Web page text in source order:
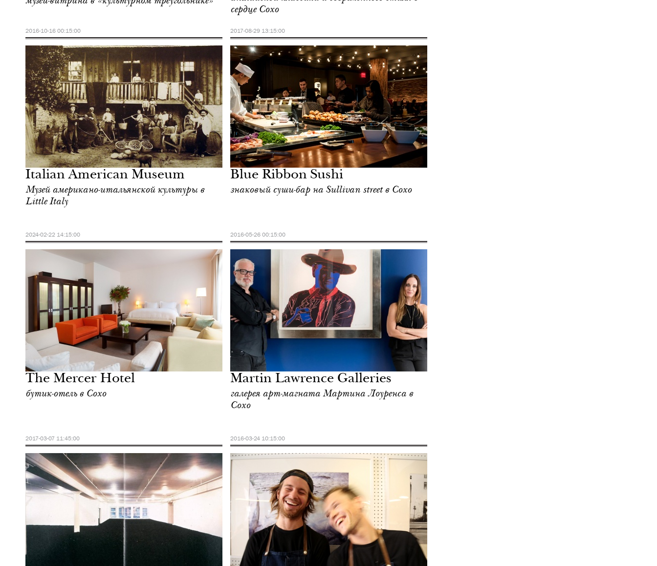
2016-10-16 00:15:00
сердце Сохо
2017-08-29 13:15:00
Italian American Museum
Музей американо-итальянской культуры в
Little Italy
2024-02-22 14:15:00
Еда
Нью-Йорк
Blue Ribbon Sushi
знаковый суши-бар на Sullivan street в Сохо
2016-05-26 00:15:00
The Mercer Hotel
бутик-отель в Сохо
2017-03-07 11:45:00
Культура
Нью-Йорк
Martin Lawrence Galleries
галерея арт-магната Мартина Лоуренса в
Сохо
2016-03-24 10:15:00
Еда